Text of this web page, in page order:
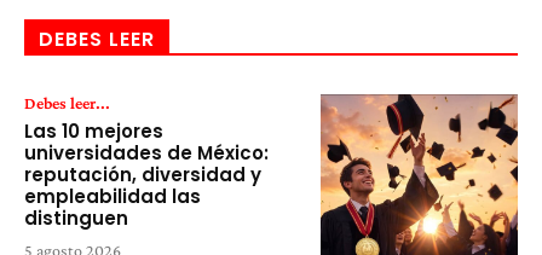
DEBES LEER
Debes leer...
Las 10 mejores
universidades de México:
reputación, diversidad y
empleabilidad las
distinguen
5 agosto 2026